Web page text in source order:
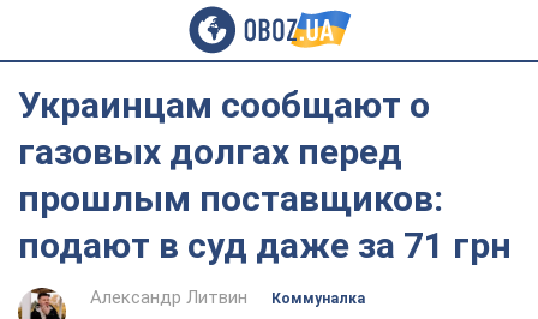
Украинцам сообщают о
газовых долгах перед
прошлым поставщиков:
подают в суд даже за 71 грн
Александр Литвин
Коммуналка